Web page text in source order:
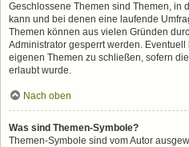
Geschlossene Themen sind Themen, in
kann und bei denen eine laufende
Themen können aus vielen Gründen
Administrator gesperrt werden.
eigenen Themen zu schließen, sofern
erlaubt wurde.
Nach oben
Was sind Themen-Symbole?
Themen-Symbole sind vom Autor